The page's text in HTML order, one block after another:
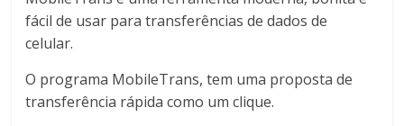
fácil de usar para transferências de dados de
celular.
O programa MobileTrans, tem uma proposta de
transferência rápida como um clique.